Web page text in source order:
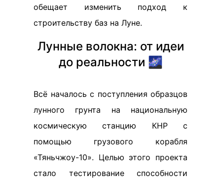
обещает изменить подход к
строительству баз на Луне.
Лунные волокна: от идеи
до реальности 🌌
Всё началось с поступления образцов
лунного грунта на национальную
космическую станцию КНР с
помощью грузового корабля
«Тяньчжоу-10». Целью этого проекта
стало тестирование способности